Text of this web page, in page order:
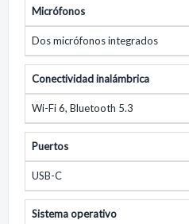
Micrófonos
Dos micrófonos integrados
Conectividad inalámbrica
Wi-Fi 6, Bluetooth 5.3
Puertos
USB-C
Sistema operativo